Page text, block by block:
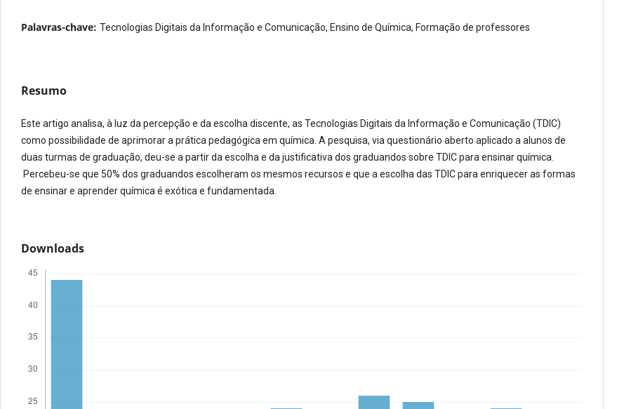
Palavras-chave: Tecnologias Digitais da Informação e Comunicação, Ensino de Química, Formação de professores
Resumo
Este artigo analisa, à luz da percepção e da escolha discente, as Tecnologias Digitais da Informação e Comunicação (TDIC)
como possibilidade de aprimorar a prática pedagógica em química. A pesquisa, via questionário aberto aplicado a alunos de
duas turmas de graduação, deu-se a partir da escolha e da justificativa dos graduandos sobre TDIC para ensinar química.
Percebeu-se que 50% dos graduandos escolheram os mesmos recursos e que a escolha das TDIC para enriquecer as formas
de ensinar e aprender química é exótica e fundamentada.
Downloads